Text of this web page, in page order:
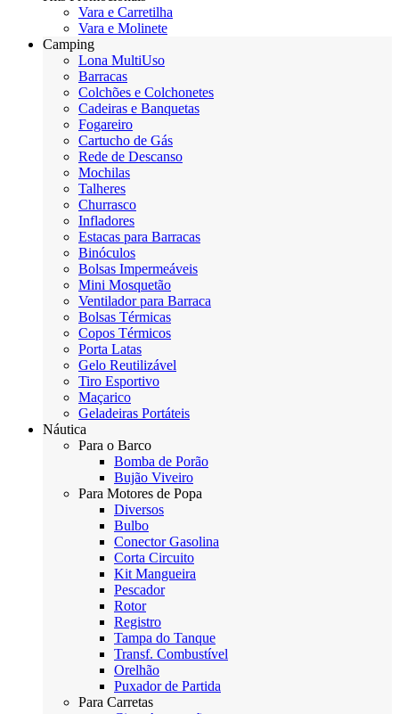
Vara e Carretilha
Vara e Molinete
Camping
Lona MultiUso
Barracas
Colchões e Colchonetes
Cadeiras e Banquetas
Fogareiro
Cartucho de Gás
Rede de Descanso
Mochilas
Talheres
Churrasco
Infladores
Estacas para Barracas
Binóculos
Bolsas Impermeáveis
Mini Mosquetão
Ventilador para Barraca
Bolsas Térmicas
Copos Térmicos
Porta Latas
Gelo Reutilizável
Tiro Esportivo
Maçarico
Geladeiras Portáteis
Náutica
Para o Barco
Bomba de Porão
Bujão Viveiro
Para Motores de Popa
Diversos
Bulbo
Conector Gasolina
Corta Circuito
Kit Mangueira
Pescador
Rotor
Registro
Tampa do Tanque
Transf. Combustível
Orelhão
Puxador de Partida
Para Carretas